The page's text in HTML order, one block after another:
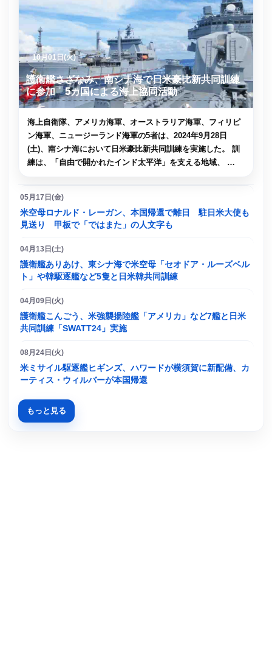
10月01日(火)
護衛艦さざなみ、南シナ海で日米豪比新共同訓練
に参加 5カ国による海上協同活動
海上自衛隊、アメリカ海軍、オーストラリア海軍、フィリピ
ン海軍、ニュージーランド海軍の5者は、2024年9月28日
(土)、南シナ海において日米豪比新共同訓練を実施した。 訓
練は、「自由で開かれたインド太平洋」を支える地域、 …
05月17日(金)
米空母ロナルド・レーガン、本国帰還で離日 駐日米大使も
見送り 甲板で「ではまた」の人文字も
04月13日(土)
護衛艦ありあけ、東シナ海で米空母「セオドア・ルーズベル
ト」や韓駆逐艦など5隻と日米韓共同訓練
04月09日(火)
護衛艦こんごう、米強襲揚陸艦「アメリカ」など7艦と日米
共同訓練「SWATT24」実施
08月24日(火)
米ミサイル駆逐艦ヒギンズ、ハワードが横須賀に新配備、カ
ーティス・ウィルバーが本国帰還
もっと見る